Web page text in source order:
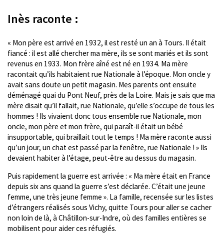
Inès raconte :
« Mon père est arrivé en 1932, il est resté un an à Tours. Il était
fiancé : il est allé chercher ma mère, ils se sont mariés et ils sont
revenus en 1933. Mon frère aîné est né en 1934. Ma mère
racontait qu’ils habitaient rue Nationale à l’époque. Mon oncle y
avait sans doute un petit magasin. Mes parents ont ensuite
déménagé quai du Pont Neuf, près de la Loire. Mais je sais que ma
mère disait qu’il fallait, rue Nationale, qu’elle s’occupe de tous les
hommes ! Ils vivaient donc tous ensemble rue Nationale, mon
oncle, mon père et mon frère, qui paraît-il était un bébé
insupportable, qui braillait tout le temps ! Ma mère raconte aussi
qu’un jour, un chat est passé par la fenêtre, rue Nationale ! » Ils
devaient habiter à l’étage, peut-être au dessus du magasin.
Puis rapidement la guerre est arrivée : « Ma mère était en France
depuis six ans quand la guerre s’est déclarée. C’était une jeune
femme, une très jeune femme ». La famille, recensée sur les listes
d’étrangers réalisés sous Vichy, quitte Tours pour aller se cacher
non loin de là, à Châtillon-sur-Indre, où des familles entières se
mobilisent pour aider ces réfugiés.